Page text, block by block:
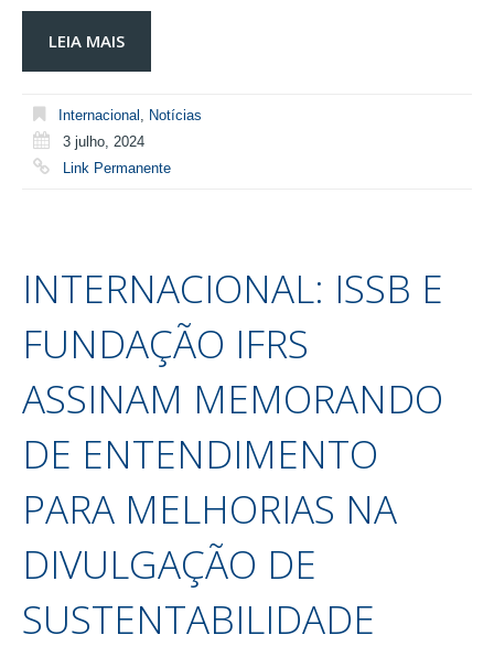
LEIA MAIS
Internacional , Notícias
3 julho, 2024
Link Permanente
INTERNACIONAL: ISSB E
FUNDAÇÃO IFRS
ASSINAM MEMORANDO
DE ENTENDIMENTO
PARA MELHORIAS NA
DIVULGAÇÃO DE
SUSTENTABILIDADE